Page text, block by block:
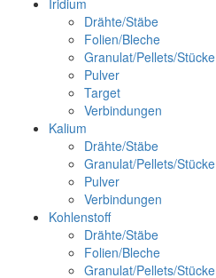
Drähte/Stäbe
Folien/Bleche
Granulat/Pellets/Stücke
Pulver
Target
Verbindungen
Kalium
Drähte/Stäbe
Granulat/Pellets/Stücke
Pulver
Verbindungen
Kohlenstoff
Drähte/Stäbe
Folien/Bleche
Granulat/Pellets/Stücke